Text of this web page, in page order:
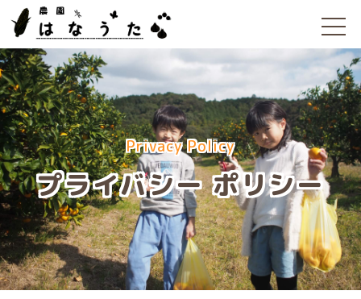
Privacy Policy
プライバシーポリシー